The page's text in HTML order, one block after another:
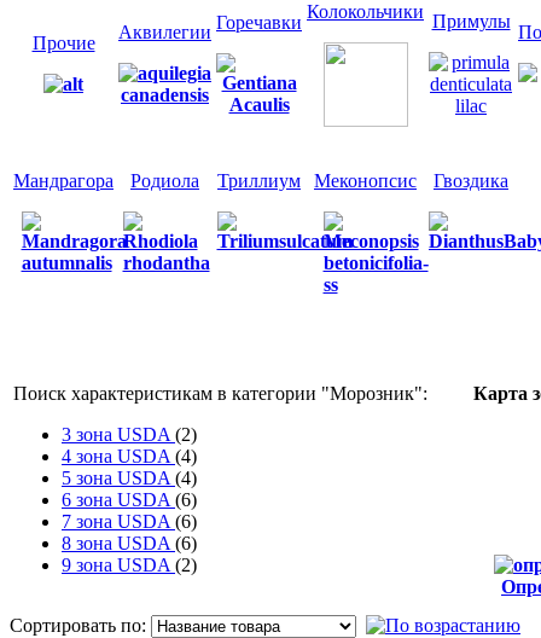
Прочие
Аквилегии Горечавки
Колокольчики Примулы
Мандрагора Родиола Триллиум Меконопсис Гвоздика
Поиск характеристикам в категории "Морозник":
3 зона USDA (2)
4 зона USDA (4)
5 зона USDA (4)
6 зона USDA (6)
7 зона USDA (6)
8 зона USDA (6)
9 зона USDA (2)
Карта
Сортировать по: